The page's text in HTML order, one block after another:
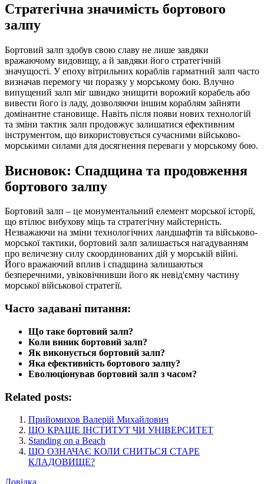
Стратегічна значимість бортового
залпу
Бортовий залп здобув свою славу не лише завдяки
вражаючому видовищу, а й завдяки його стратегічній
значущості. У епоху вітрильних кораблів гарматний залп часто
визначав перемогу чи поразку у морському бою. Влучно
випущений залп міг швидко знищити ворожий корабель або
вивести його із ладу, дозволяючи іншим кораблям зайняти
домінантне становище. Навіть після появи нових технологій
та зміни тактик залп продовжує залишатися ефективним
інструментом, що використовується сучасними військово-
морськими силами для досягнення переваги у морському бою.
Висновок: Спадщина та продовження
бортового залпу
Бортовий залп – це монументальний елемент морської історії,
що втілює вибухову міць та стратегічну майстерність.
Незважаючи на зміни технологічних ландшафтів та військово-
морської тактики, бортовий залп залишається нагадуванням
про величезну силу скоординованих дій у морській війні.
Його вражаючий вплив і спадщина залишаються
безперечними, увіковічнивши його як невід'ємну частину
морської військової стратегії.
Часто задавані питання:
Що таке бортовий залп?
Коли виник бортовий залп?
Як виконується бортовий залп?
Яка ефективність бортового залпу?
Еволюціонував бортовий залп з часом?
Related posts:
Прийомихов Валерій Михайлович
ЩО КРАЩЕ ІНСТИТУТ ЧИ УНІВЕРСИТЕТ
Standing on a Beach
ЩО ОЗНАЧАЄ КОЛИ СНИТЬСЯ СТАРЕ
КЛАДОВИЩЕ?